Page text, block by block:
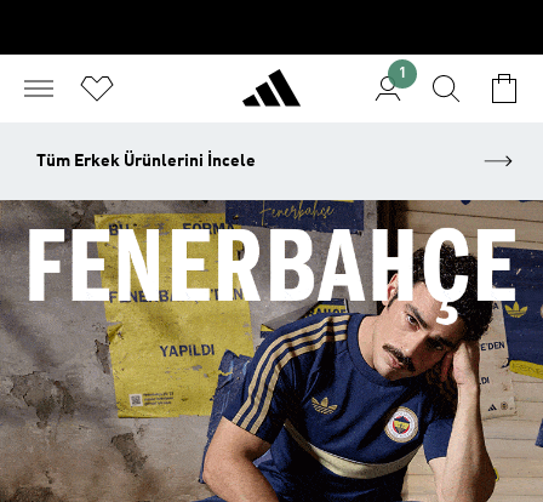
1
Tüm Erkek Ürünlerini İncele